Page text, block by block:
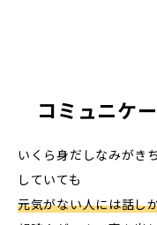
コミュニケ
いくら身だしなみがき
していても
元気がない人には話し